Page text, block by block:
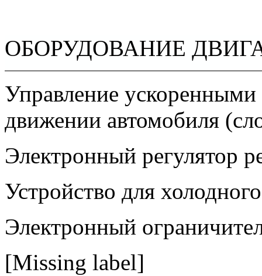
ОБОРУДОВАНИЕ
Управление
движении автомобиля
Электронный регулятор
Устройство для
Электронный
[Missing label]